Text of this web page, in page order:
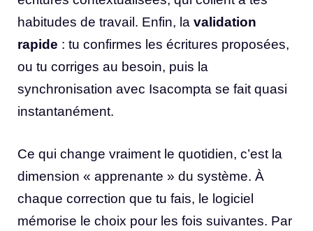
habitudes de travail. Enfin, la validation
rapide : tu confirmes les écritures proposées,
ou tu corriges au besoin, puis la
synchronisation avec Isacompta se fait quasi
instantanément.
Ce qui change vraiment le quotidien, c’est la
dimension « apprenante » du système. À
chaque correction que tu fais, le logiciel
mémorise le choix pour les fois suivantes. Par